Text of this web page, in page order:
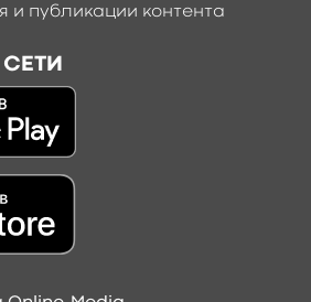
материал
и публикации контента